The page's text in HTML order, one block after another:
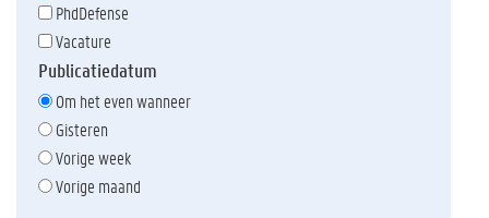
PhdDefense
Vacature
Publicatiedatum
Om het even wanneer
Gisteren
Vorige week
Vorige maand